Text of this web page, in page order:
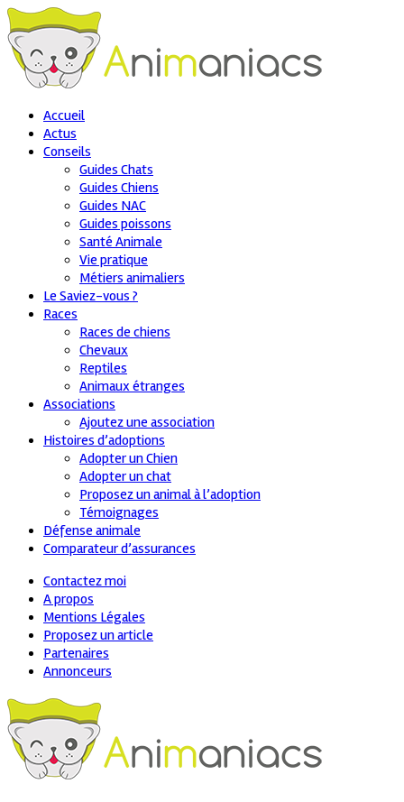
Accueil
Actus
Conseils
Guides Chats
Guides Chiens
Guides NAC
Guides poissons
Santé Animale
Vie pratique
Métiers animaliers
Le Saviez-vous ?
Races
Races de chiens
Chevaux
Reptiles
Animaux étranges
Associations
Ajoutez une association
Histoires d’adoptions
Adopter un Chien
Adopter un chat
Proposez un animal à l’adoption
Témoignages
Défense animale
Comparateur d’assurances
Contactez moi
A propos
Mentions Légales
Proposez un article
Partenaires
Annonceurs